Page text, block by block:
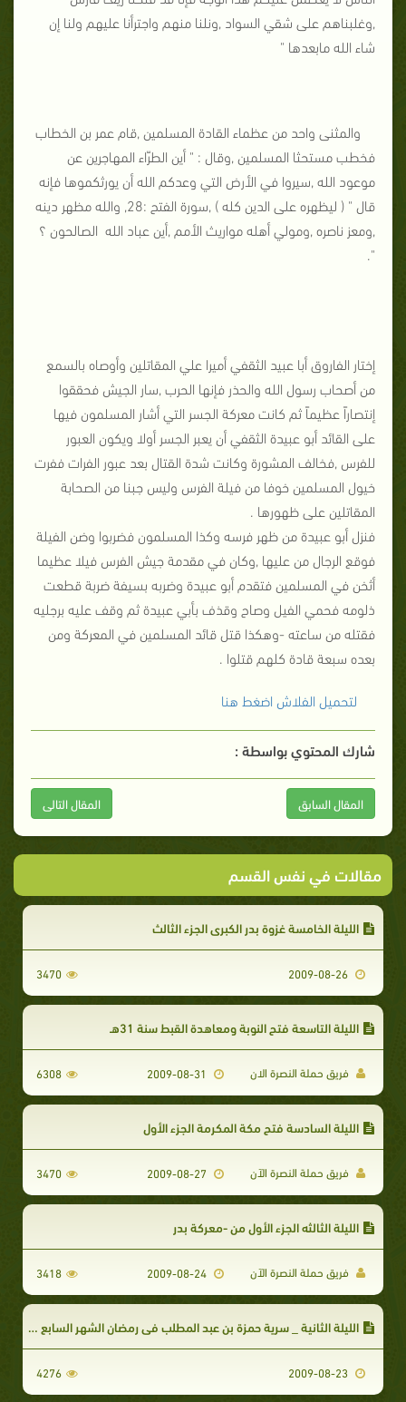
,وغلبناهم على شقي السواد ,ونلنا منهم واجترأنا عليهم ولنا إن
شاء الله مابعدها "
والمثنى واحد من عظماء القادة المسلمين ,قام عمر بن الخطاب
فخطب مستحثا المسلمين ,وقال : " أين الطرّاء المهاجرين عن
موعود الله ,سيروا في الأرض التي وعدكم الله أن يورثكموها فإنه
قال " ( ليظهره على الدين كله ) ,سورة الفتح :28, والله مظهر دينه
,ومعز ناصره ,ومولي أهله مواريث الأمم ,أين عباد الله الصالحون ؟
".
إختار الفاروق أبا عبيد الثقفي أميرا علي المقاتلين وأوصاه بالسمع
من أصحاب رسول الله والحذر فإنها الحرب ,سار الجيش فحققوا
إنتصاراً عظيماً ثم كانت معركة الجسر التي أشار المسلمون فيها
على القائد أبو عبيدة الثقفي أن يعبر الجسر أولا ويكون العبور
للفرس ,فخالف المشورة وكانت شدة القتال بعد عبور الفرات ففرت
خيول المسلمين خوفا من فيلة الفرس وليس جبنا من الصحابة
المقاتلين على ظهورها .
فنزل أبو عبيدة من ظهر فرسه وكذا المسلمون فضربوا وضن الفيلة
فوقع الرجال من عليها ,وكان في مقدمة جيش الفرس فيلا عظيما
أثخن في المسلمين فتقدم أبو عبيدة وضربه بسيفة ضربة قطعت
ذلومه فحمي الفيل وصاح وقذف بأبي عبيدة ثم وقف عليه برجليه
فقتله من ساعته -وهكذا قتل قائد المسلمين في المعركة ومن
بعده سبعة قادة كلهم قتلوا .
لتحميل الفلاش اضغط هنا
شارك المحتوي بواسطة :
المقال السابق المقال التالى
مقالات في نفس القسم
الليلة الخامسة غزوة بدر الكبرى الجزء الثالث
3470
الليلة التاسعة فتح النوبة ومعاهدة القبط سنة 31هـ
فريق حملة النصرة الان 6308
الليلة السادسة فتح مكة المكرمة الجزء الأول
فريق حملة النصرة الآن 3470
الليلة الثالثه الجزء الأول من -معركة بدر
فريق حملة النصرة الآن 3418
الليلة الثانية _ سرية حمزة بن عبد المطلب في رمضان الشهر السابع من الهجرة
4276